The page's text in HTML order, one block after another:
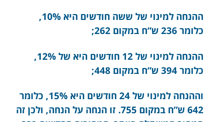
ההנחה למינוי של ששה חודשים היא 10%,
כלומר 236 ש”ח במקום 262;
ההנחה למינוי של 12 חודשים היא של 12%,
כלומר 394 ש”ח במקום 448;
וההנחה למינוי של 24 חודשים היא 15%, כלומר
642 ש”ח במקום 755. זו הנחה על הנחה, ולכן זה